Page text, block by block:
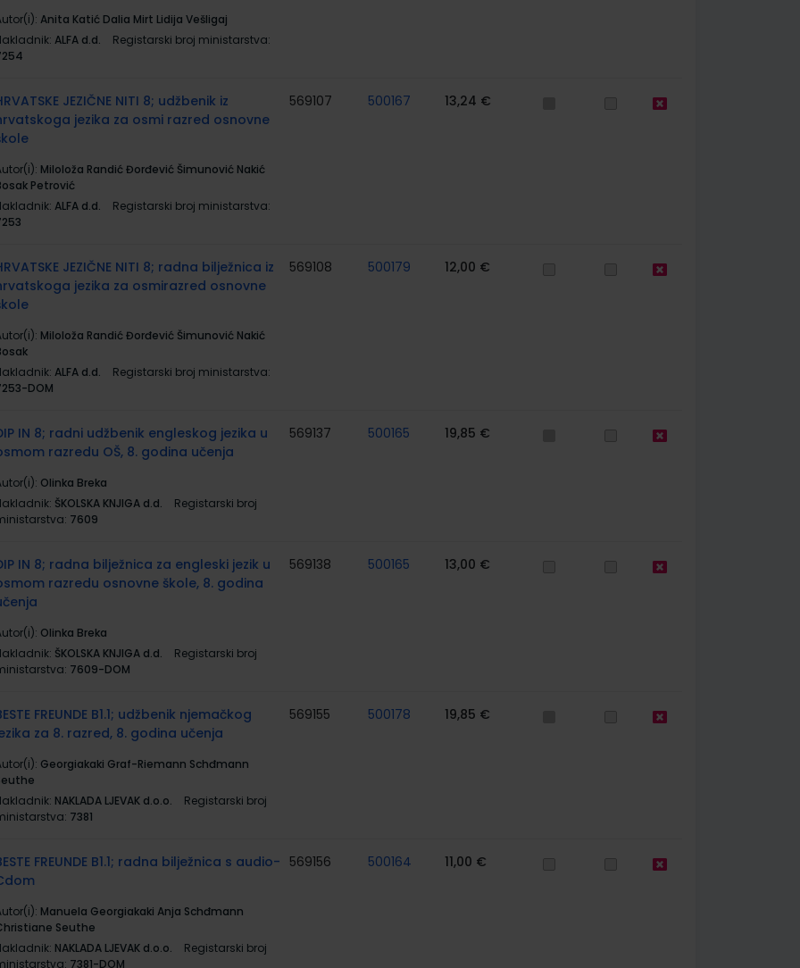
Anita Katić Dalia Mirt Lidija Vešligaj
ALFA d.d.
Registarski broj ministarstva:
JEZIČNE NITI 8; udžbenik iz
jezika za osmi razred osnovne
Miloloža Randić Đorđević Šimunović Nakić
Petrović
ALFA d.d.
Registarski broj ministarstva:
569107 500167 13,24 €
JEZIČNE NITI 8; radna bilježnica iz
jezika za osmirazred osnovne
Miloloža Randić Đorđević Šimunović Nakić
ALFA d.d.
Registarski broj ministarstva:
DOM
569108 500179 12,00 €
IN 8; radni udžbenik engleskog jezika u
razredu OŠ, 8. godina učenja
Olinka Breka
ŠKOLSKA KNJIGA d.d.
Registarski broj
7609
569137 500165 19,85 €
IN 8; radna bilježnica za engleski jezik u
razredu osnovne škole, 8. godina
Olinka Breka
ŠKOLSKA KNJIGA d.d.
Registarski broj
7609-DOM
569138 500165 13,00 €
FREUNDE B1.1; udžbenik njemačkog
za 8. razred, 8. godina učenja
Georgiakaki Graf-Riemann Schđmann
NAKLADA LJEVAK d.o.o.
Registarski broj
7381
569155 500178 19,85 €
FREUNDE B1.1; radna bilježnica s audio-
Manuela Georgiakaki Anja Schđmann
Seuthe
NAKLADA LJEVAK d.o.o.
Registarski broj
7381-DOM
569156 500164 11,00 €